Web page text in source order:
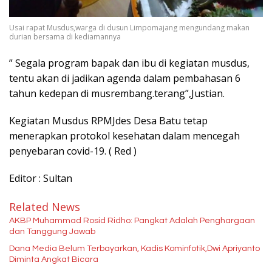
Usai rapat Musdus,warga di dusun Limpomajang mengundang makan
durian bersama di kediamannya
” Segala program bapak dan ibu di kegiatan musdus,
tentu akan di jadikan agenda dalam pembahasan 6
tahun kedepan di musrembang.terang”,Justian.
Kegiatan Musdus RPMJdes Desa Batu tetap
menerapkan protokol kesehatan dalam mencegah
penyebaran covid-19. ( Red )
Editor : Sultan
Related News
AKBP Muhammad Rosid Ridho: Pangkat Adalah Penghargaan
dan Tanggung Jawab
Dana Media Belum Terbayarkan, Kadis Kominfotik,Dwi Apriyanto
Diminta Angkat Bicara